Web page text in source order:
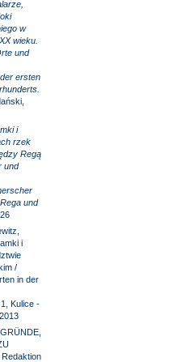
w
wieku.
und
ersten
i
rzek
Regą
und
und
i
/
in der
Kulice -